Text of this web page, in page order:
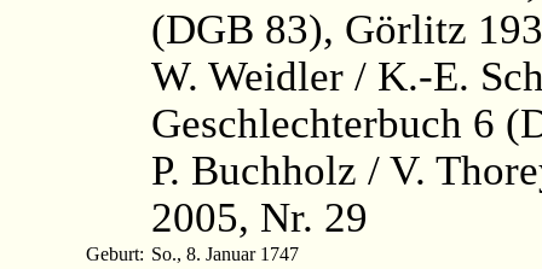
(DGB 83), Görlitz
W. Weidler / K.-E.
Geschlechterbuch 6
P. Buchholz / V.
2005, Nr. 29
Geburt: So., 8. Januar 1747